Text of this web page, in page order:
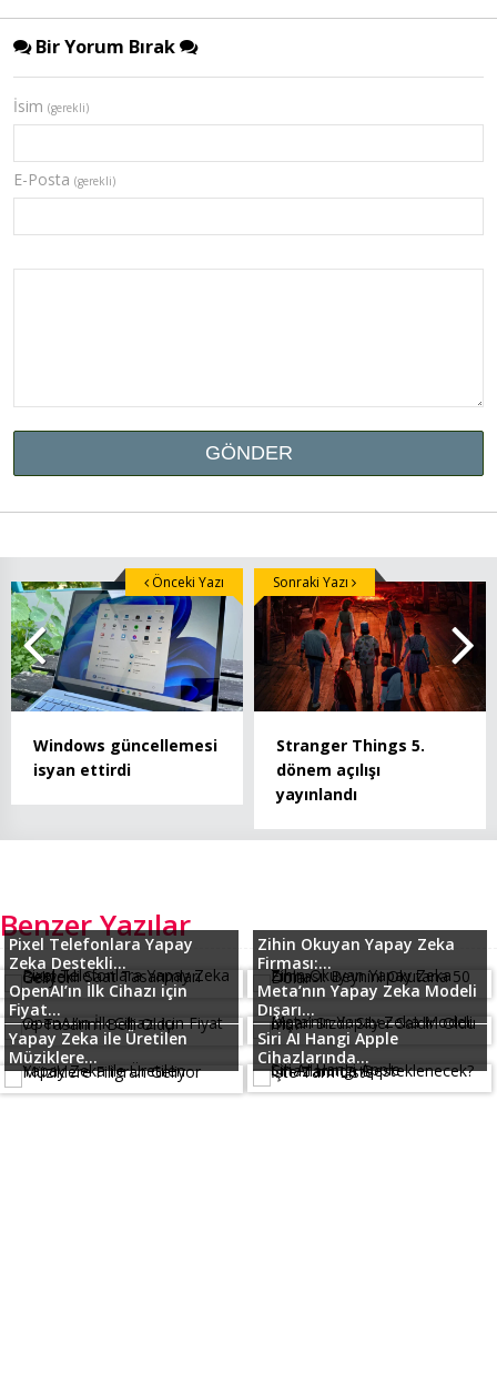
Bir Yorum Bırak
İsim (gerekli)
E-Posta (gerekli)
Windows güncellemesi
isyan ettirdi
Önceki Yazı
Stranger Things 5.
dönem açılışı
yayınlandı
Sonraki Yazı
Benzer Yazılar
Pixel Telefonlara Yapay
Zeka Destekli...
Zihin Okuyan Yapay Zeka
Firması:...
OpenAI’ın İlk Cihazı için
Fiyat...
Meta’nın Yapay Zeka Modeli
Dışarı...
Yapay Zeka ile Üretilen
Müziklere...
Siri AI Hangi Apple
Cihazlarında...